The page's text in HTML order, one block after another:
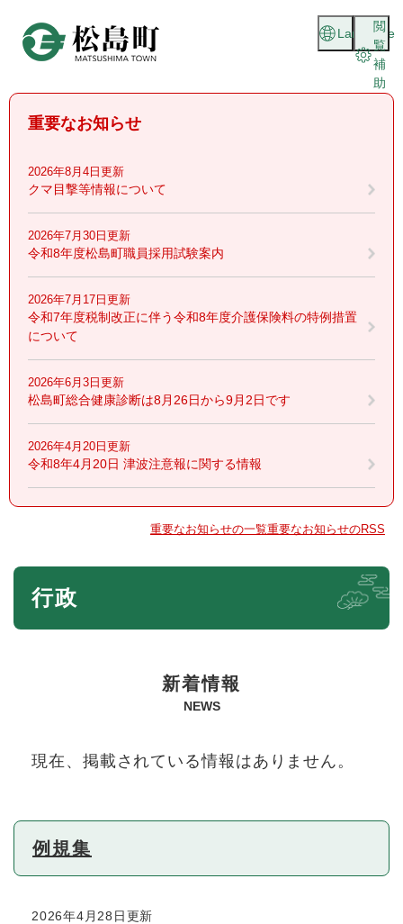
頭
閲
覧
補
助
Language
重要なお知らせ
2026年8月4日更新
クマ目撃等情報について
2026年7月30日更新
令和8年度松島町職員採用試験案内
2026年7月17日更新
令和7年度税制改正に伴う令和8年度介護保険料の特例措置
について
2026年6月3日更新
松島町総合健康診断は8月26日から9月2日です
2026年4月20日更新
令和8年4月20日 津波注意報に関する情報
重要なお知らせの一覧重要なお知らせのRSS
本
行政
新着情報
NEWS
現在、掲載されている情報はありません。
例規集
2026年4月28日更新